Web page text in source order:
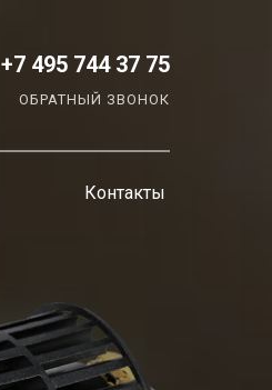
Контакты
ОБРАТНЫЙ ЗВОНОК
+7 495 744 37 75